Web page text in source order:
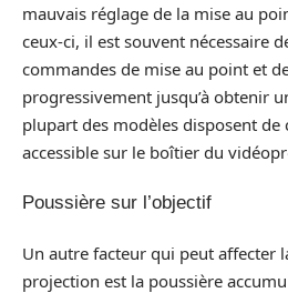
mauvais réglage de la mise au
ceux-ci, il est souvent nécessaire
commandes de mise au point et
progressivement jusqu’à obtenir
plupart des modèles disposent
accessible sur le boîtier du
Poussière sur l’objectif
Un autre facteur qui peut affecter
projection est la poussière